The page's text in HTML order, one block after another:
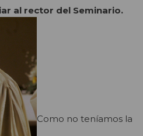
al rector del Seminario.
Como no teníamos la